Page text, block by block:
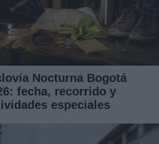
Nocturna Bogotá
fecha, recorrido y
especiales